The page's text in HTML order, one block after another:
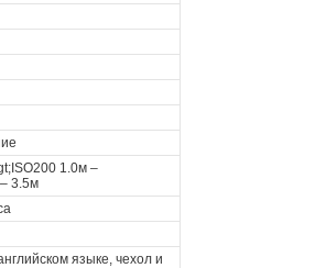
1.0м –
3.5м
языке, чехол и